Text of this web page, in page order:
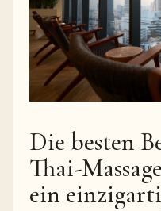
Die besten
Thai-
ein